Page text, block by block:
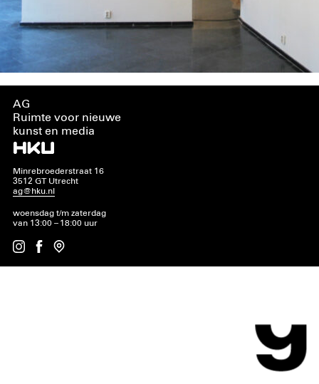
AG
Ruimte voor nieuwe
kunst en media
Minrebroederstraat 16
3512 GT Utrecht
ag@hku.nl
woensdag t/m zaterdag
van 13:00 – 18:00 uur